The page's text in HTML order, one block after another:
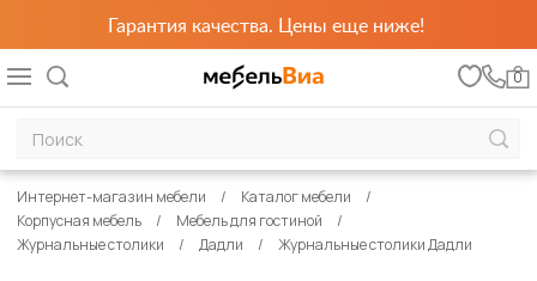
Гарантия качества. Цены еще ниже!
0
Интернет-магазин мебели
Каталог мебели
Корпусная мебель
Мебель для гостиной
Журнальные столики
Дадли Журнальные столики Дадли